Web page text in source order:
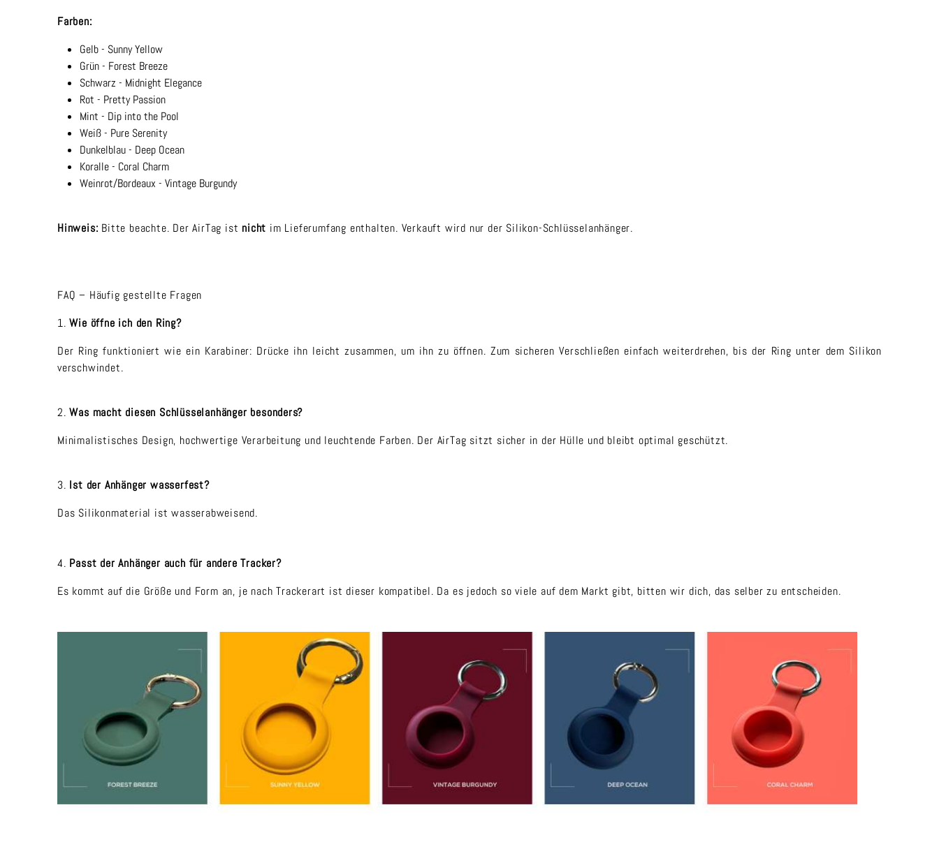
Farben:
Gelb - Sunny Yellow
Grün - Forest Breeze
Schwarz - Midnight Elegance
Rot - Pretty Passion
Mint - Dip into the Pool
Weiß - Pure Serenity
Dunkelblau - Deep Ocean
Koralle - Coral Charm
Weinrot/Bordeaux - Vintage Burgundy
Hinweis: Bitte beachte. Der AirTag ist nicht im Lieferumfang enthalten. Verkauft wird nur der Silikon-Schlüsselanhänger.
FAQ – Häufig gestellte Fragen
1.Wie öffne ich den Ring?
Der Ring funktioniert wie ein Karabiner: Drücke ihn leicht zusammen, um ihn zu öffnen. Zum sicheren Verschließen einfach weiterdrehen, bis der Ring unter dem Silikon
verschwindet.
2.Was macht diesen Schlüsselanhänger besonders?
Minimalistisches Design, hochwertige Verarbeitung und leuchtende Farben. Der AirTag sitzt sicher in der Hülle und bleibt optimal geschützt.
3. Ist der Anhänger wasserfest?
Das Silikonmaterial ist wasserabweisend.
4. Passt der Anhänger auch für andere Tracker?
Es kommt auf die Größe und Form an, je nach Trackerart ist dieser kompatibel. Da es jedoch so viele auf dem Markt gibt, bitten wir dich, das selber zu entscheiden.